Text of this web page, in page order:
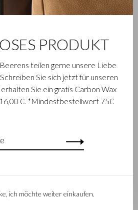
Waalwijk ansässige Firma Castelijn &
Marinus Beerens den Beschluss
internationalen Ruf. Die
PRODUKT
teilen gerne unsere Liebe
Sie sich jetzt für unseren
Sie ein gratis Carbon Wax
€. *Mindestbestellwert 75€
ich möchte weiter einkaufen.